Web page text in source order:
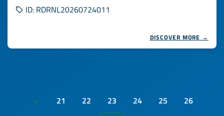
ID: RDRNL20260724011
DISCOVER MORE →
« 21 22 23 24 25
26